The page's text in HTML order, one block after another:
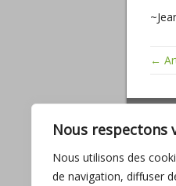
Nous respectons
Nous utilisons des
de navigation, diffuser
←